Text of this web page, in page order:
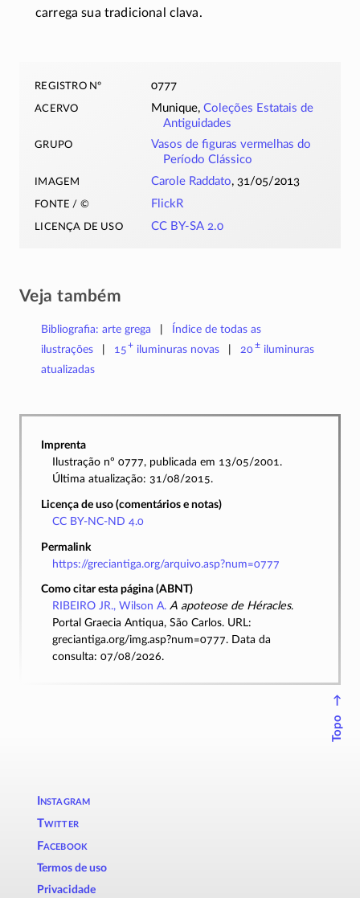
carrega sua tradicional clava.
registro nº 0777
acervo Munique,Coleções Estatais de
Antiguidades
grupo
Vasos de figuras vermelhas do
Período Clássico
imagem Carole Raddato, 31/05/2013
fonte / © FlickR
licença de uso CC BY-SA 2.0
Veja também
Bibliografia: arte grega
Índice de todas as
ilustrações
15+ iluminuras novas 20±iluminuras
atualizadas
Imprenta
Ilustração nº 0777, publicada em 13/05/2001.
Última atualização: 31/08/2015.
Licença de uso (comentários e notas)
CC BY-NC-ND 4.0
Permalink
https://greciantiga.org/arquivo.asp?num=0777
Como citar esta página (ABNT)
RIBEIRO JR., Wilson A. A apoteose de Héracles.
Portal Graecia Antiqua, São Carlos. URL:
greciantiga.org/img.asp?num=0777. Data da
consulta: 07/08/2026.
↑
Topo
Instagram
Twitter
Facebook
Termos de uso
Privacidade